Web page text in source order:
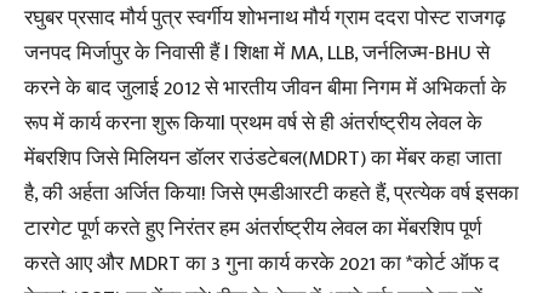
रघुबर प्रसाद मौर्य पुत्र स्वर्गीय शोभनाथ मौर्य ग्राम ददरा पोस्ट राजगढ़
जनपद मिर्जापुर के निवासी हैं l शिक्षा में MA, LLB, जर्नलिज्म-BHU से
करने के बाद जुलाई 2012 से भारतीय जीवन बीमा निगम में अभिकर्ता के
रूप में कार्य करना शुरू कियाl प्रथम वर्ष से ही अंतर्राष्ट्रीय लेवल के
मेंबरशिप जिसे मिलियन डॉलर राउंडटेबल(MDRT) का मेंबर कहा जाता
है, की अर्हता अर्जित किया! जिसे एमडीआरटी कहते हैं, प्रत्येक वर्ष इसका
टारगेट पूर्ण करते हुए निरंतर हम अंतर्राष्ट्रीय लेवल का मेंबरशिप पूर्ण
करते आए और MDRT का 3 गुना कार्य करके 2021 का *कोर्ट ऑफ द